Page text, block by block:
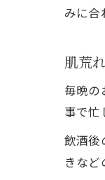
みに合
肌荒
毎晩の
事で忙
飲酒後
きなど